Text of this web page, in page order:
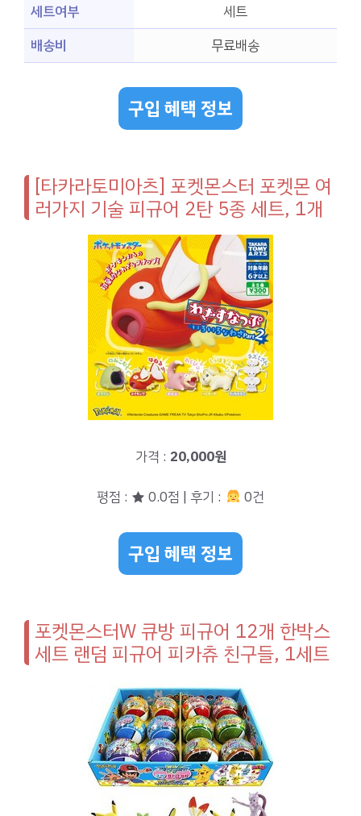
세트여부
세트
배송비
무료배송
구입 혜택 정보
[타카라토미아츠] 포켓몬스터 포켓몬 여
러가지 기술 피규어 2탄 5종 세트, 1개
가격 : 20,000원
평점 : ★ 0.0점 | 후기 : 0건
구입 혜택 정보
포켓몬스터W 큐방 피규어 12개 한박스
세트 랜덤 피규어 피카츄 친구들, 1세트